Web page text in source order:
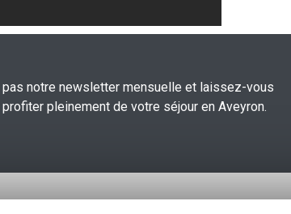
pas notre newsletter mensuelle et laissez-vous
pleinement de votre séjour en Aveyron.